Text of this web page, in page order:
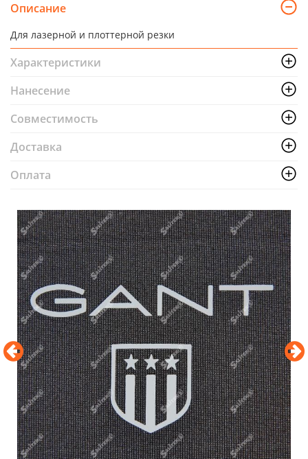
Описание
Для лазерной и плоттерной резки
Характеристики
Нанесение
Совместимость
Доставка
Оплата